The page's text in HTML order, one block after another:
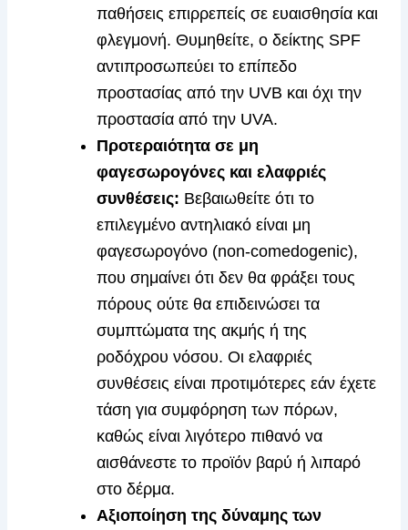
παθήσεις επιρρεπείς σε ευαισθησία και
φλεγμονή. Θυμηθείτε, ο δείκτης SPF
αντιπροσωπεύει το επίπεδο
προστασίας από την UVB και όχι την
προστασία από την UVA.
Προτεραιότητα σε μη
φαγεσωρογόνες και ελαφριές
συνθέσεις: Βεβαιωθείτε ότι το
επιλεγμένο αντηλιακό είναι μη
φαγεσωρογόνο (non-comedogenic),
που σημαίνει ότι δεν θα φράξει τους
πόρους ούτε θα επιδεινώσει τα
συμπτώματα της ακμής ή της
ροδόχρου νόσου. Οι ελαφριές
συνθέσεις είναι προτιμότερες εάν έχετε
τάση για συμφόρηση των πόρων,
καθώς είναι λιγότερο πιθανό να
αισθάνεστε το προϊόν βαρύ ή λιπαρό
στο δέρμα.
Αξιοποίηση της δύναμης των